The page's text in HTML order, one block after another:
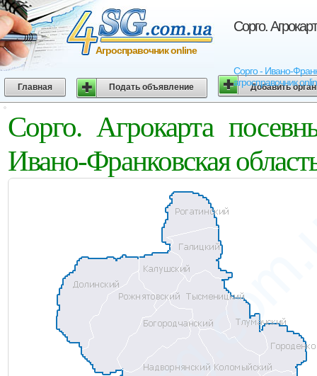
Сорго.
Сорго - Ивано-
агросправочник
Агросправочник online
Главная Подать объявление Добавить
Сорго. Агрокарта
Ивано-Франковская